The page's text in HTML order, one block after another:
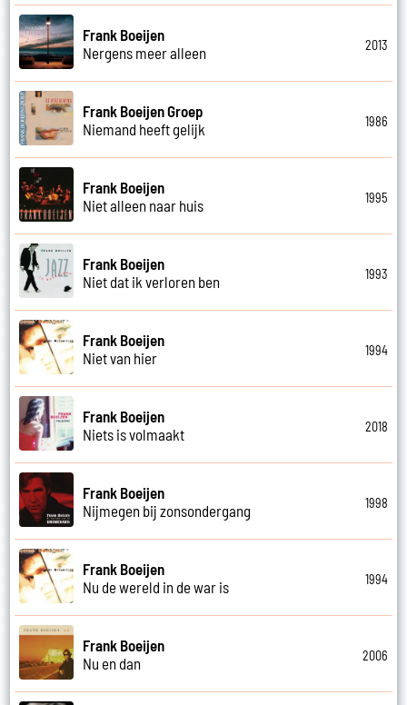
Frank Boeijen
Nergens meer alleen
2013
Frank Boeijen Groep
Niemand heeft gelijk
1986
Frank Boeijen
Niet alleen naar huis
1995
Frank Boeijen
Niet dat ik verloren ben
1993
Frank Boeijen
Niet van hier
1994
Frank Boeijen
Niets is volmaakt
2018
Frank Boeijen
Nijmegen bij zonsondergang
1998
Frank Boeijen
Nu de wereld in de war is
1994
Frank Boeijen
Nu en dan
2006